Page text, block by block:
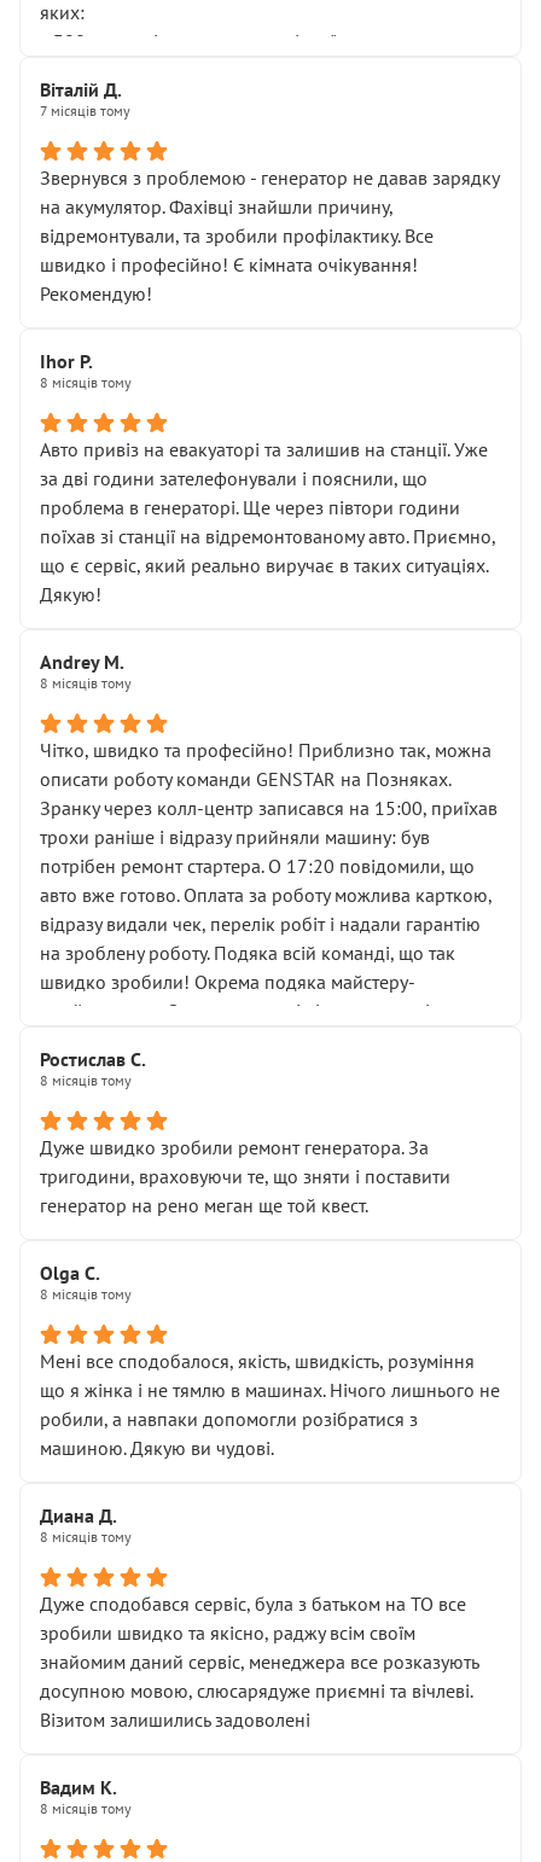
яких:
• 300 грн — діагностика гальмівної системи
НЕ погоджував
послуга. Тим більше, я був поруч і жодної реальної
діагностики ходової не проводилось. Після
зауваження гроші за цю “послугу” повернули, що
лише підтвердило мою правоту.
Але головне — я виїжджаю з боксу, і скрип у гальмах
залишився таким самим, як і був. Тобто оплачена
Далі ситуація тільки погіршилась:
• сказали, що тепер “потрібно знімати колеса”
• що біля авто стояти вже не можна
• почали озвучувати купу додаткових робіт без
чіткого пояснення
( ну все зняли та доробили) дякую!
Окремий момент, який виглядає абсурдно:
мені заявили, що бачок гальмівної рідини потрібно
міняти разом із головним гальмівним циліндром у
Для людини, яка хоча б трохи розуміється на техніці,
це звучить як мінімум непрофесійно, а як максимум —
спроба продати дорогий вузол замість елементарних
ущільнювачів.
Що прикро — це не перший мій візит. Раніше міняв у
вас стартер, і тоді сервіс наче справив хороше
враження. Але згодом знайшов декілька гайок під
лобовим склом. Мені пояснили, що це “старі гайки, які
відкручували”, і попросили не хвилюватися. ( надіюсь
новий власник, не застяг в полі))
Але після нинішнього візиту такі дрібниці вже не
здаються дрібницями.
Я — клієнт, який працює на довірі, і саме її цей сервіс
Хотілося б більше:
• належної уваги до авто
• прозорості в роботах і рахунках
• реальної діагностики, а не формального
“подивились і поїхав”
На жаль, складається враження, що сервіс працює не
Стосовно комунікації - все добре
Віталій Д.
7 місяців тому
Звернувся з проблемою - генератор не давав зарядку
на акумулятор. Фахівці знайшли причину,
відремонтували, та зробили профілактику. Все
швидко і професійно! Є кімната очікування!
Рекомендую!
Ihor P.
8 місяців тому
Авто привіз на евакуаторі та залишив на станції. Уже
за дві години зателефонували і пояснили, що
проблема в генераторі. Ще через півтори години
поїхав зі станції на відремонтованому авто. Приємно,
що є сервіс, який реально виручає в таких ситуаціях.
Дякую!
Andrey M.
8 місяців тому
Чітко, швидко та професійно! Приблизно так, можна
описати роботу команди GENSTAR на Позняках.
Зранку через колл-центр записався на 15:00, приїхав
трохи раніше і відразу прийняли машину: був
потрібен ремонт стартера. О 17:20 повідомили, що
авто вже готово. Оплата за роботу можлива карткою,
відразу видали чек, перелік робіт і надали гарантію
на зроблену роботу. Подяка всій команді, що так
швидко зробили! Окрема подяка майстеру-
приймальнику Олександру: всі чітко та по суті.
звертатися до цього автосервісу.
Ростислав С.
8 місяців тому
Дуже швидко зробили ремонт генератора. За
тригодини, враховуючи те, що зняти і поставити
генератор на рено меган ще той квест.
Olga С.
8 місяців тому
Мені все сподобалося, якість, швидкість, розуміння
що я жінка і не тямлю в машинах. Нічого лишнього не
робили, а навпаки допомогли розібратися з
машиною. Дякую ви чудові.
Диана Д.
8 місяців тому
Дуже сподобався сервіс, була з батьком на ТО все
зробили швидко та якісно, раджу всім своїм
знайомим даний сервіс, менеджера все розказують
досупною мовою, слюсарядуже приємні та вічлеві.
Візитом залишились задоволені
Вадим К.
8 місяців тому